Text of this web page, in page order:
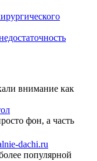
внимание как
фон, а часть
dachi.ru
популярной